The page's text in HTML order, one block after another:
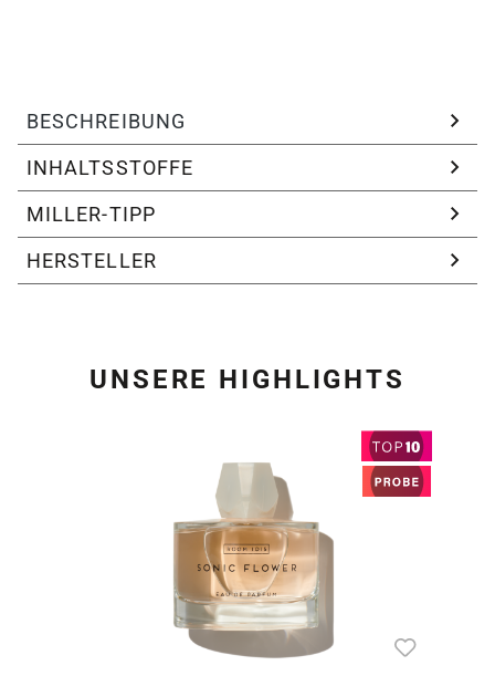
BESCHREIBUNG
INHALTSSTOFFE
MILLER-TIPP
HERSTELLER
UNSERE HIGHLIGHTS